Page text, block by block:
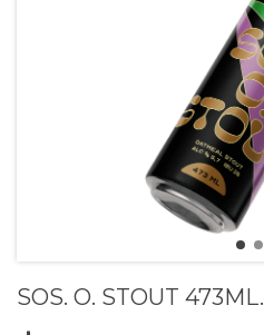
SOS. O. STOUT 473ML.